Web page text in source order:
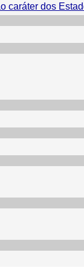
caráter dos